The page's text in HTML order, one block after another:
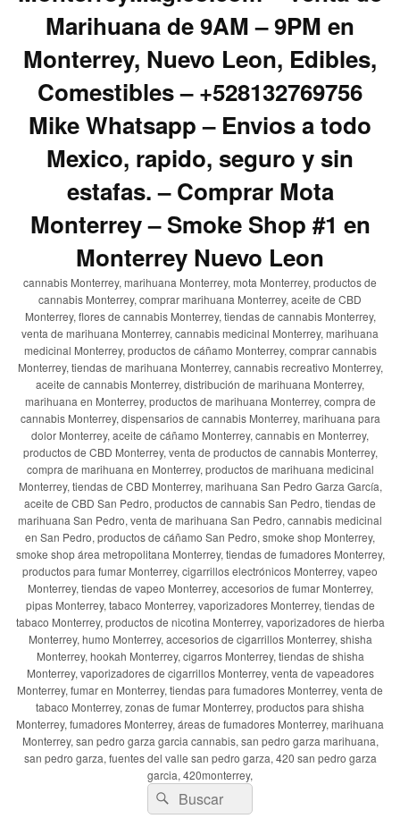
Marihuana de 9AM – 9PM en
Monterrey, Nuevo Leon, Edibles,
Comestibles – +528132769756
Mike Whatsapp – Envios a todo
Mexico, rapido, seguro y sin
estafas. – Comprar Mota
Monterrey – Smoke Shop #1 en
Monterrey Nuevo Leon
cannabis Monterrey, marihuana Monterrey, mota Monterrey, productos de
cannabis Monterrey, comprar marihuana Monterrey, aceite de CBD
Monterrey, flores de cannabis Monterrey, tiendas de cannabis Monterrey,
venta de marihuana Monterrey, cannabis medicinal Monterrey, marihuana
medicinal Monterrey, productos de cáñamo Monterrey, comprar cannabis
Monterrey, tiendas de marihuana Monterrey, cannabis recreativo Monterrey,
aceite de cannabis Monterrey, distribución de marihuana Monterrey,
marihuana en Monterrey, productos de marihuana Monterrey, compra de
cannabis Monterrey, dispensarios de cannabis Monterrey, marihuana para
dolor Monterrey, aceite de cáñamo Monterrey, cannabis en Monterrey,
productos de CBD Monterrey, venta de productos de cannabis Monterrey,
compra de marihuana en Monterrey, productos de marihuana medicinal
Monterrey, tiendas de CBD Monterrey, marihuana San Pedro Garza García,
aceite de CBD San Pedro, productos de cannabis San Pedro, tiendas de
marihuana San Pedro, venta de marihuana San Pedro, cannabis medicinal
en San Pedro, productos de cáñamo San Pedro, smoke shop Monterrey,
smoke shop área metropolitana Monterrey, tiendas de fumadores Monterrey,
productos para fumar Monterrey, cigarrillos electrónicos Monterrey, vapeo
Monterrey, tiendas de vapeo Monterrey, accesorios de fumar Monterrey,
pipas Monterrey, tabaco Monterrey, vaporizadores Monterrey, tiendas de
tabaco Monterrey, productos de nicotina Monterrey, vaporizadores de hierba
Monterrey, humo Monterrey, accesorios de cigarrillos Monterrey, shisha
Monterrey, hookah Monterrey, cigarros Monterrey, tiendas de shisha
Monterrey, vaporizadores de cigarrillos Monterrey, venta de vapeadores
Monterrey, fumar en Monterrey, tiendas para fumadores Monterrey, venta de
tabaco Monterrey, zonas de fumar Monterrey, productos para shisha
Monterrey, fumadores Monterrey, áreas de fumadores Monterrey, marihuana
Monterrey, san pedro garza garcia cannabis, san pedro garza marihuana,
san pedro garza, fuentes del valle san pedro garza, 420 san pedro garza
garcia, 420monterrey,
Buscar
por:
Buscar